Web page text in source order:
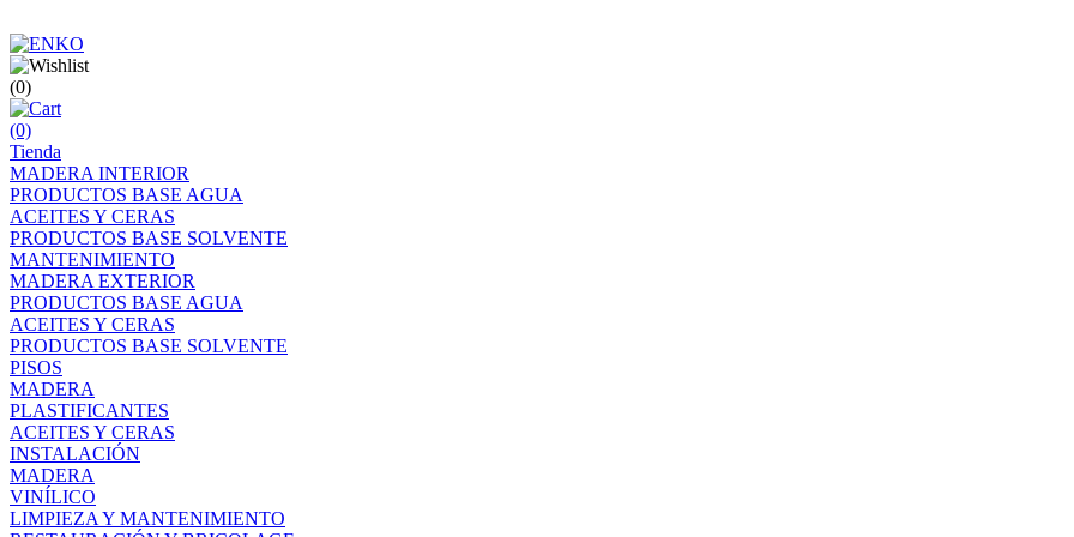
(0)
(0)
Tienda
MADERA INTERIOR
PRODUCTOS BASE AGUA
ACEITES Y CERAS
PRODUCTOS BASE SOLVENTE
MANTENIMIENTO
MADERA EXTERIOR
PRODUCTOS BASE AGUA
ACEITES Y CERAS
PRODUCTOS BASE SOLVENTE
PISOS
MADERA
PLASTIFICANTES
ACEITES Y CERAS
INSTALACIÓN
MADERA
VINÍLICO
LIMPIEZA Y MANTENIMIENTO